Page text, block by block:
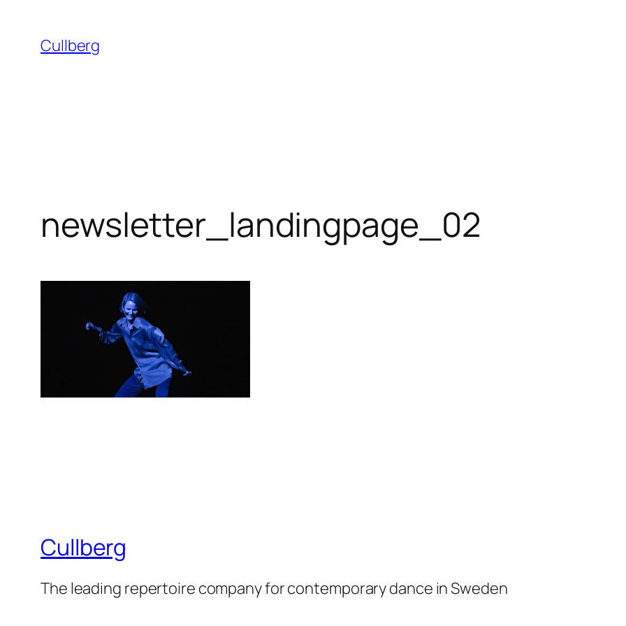
innehåll
Cullberg
newsletter_landingpage_02
Cullberg
The leading repertoire company for contemporary dance in Sweden